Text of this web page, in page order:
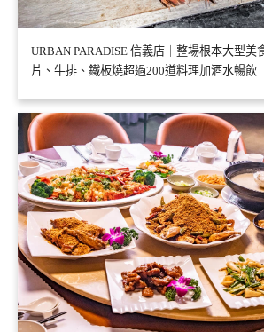
URBAN PARADISE 信義店｜整場根本大型美
片、牛排、鐵板燒超過200道料理加酒水暢飲